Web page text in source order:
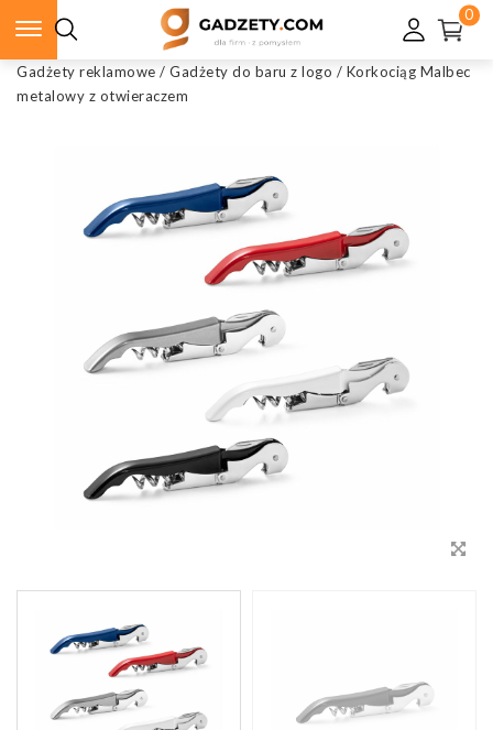
0
Gadżety reklamowe / Gadżety do baru z logo / Korkociąg Malbec
metalowy z otwieraczem